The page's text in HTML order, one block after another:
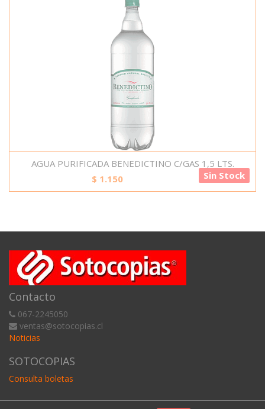
AGUA PURIFICADA BENEDICTINO C/GAS 1,5 LTS.
$ 1.150 Sin Stock
Contacto
067-2245050
ventas@sotocopias.cl
Noticias
SOTOCOPIAS
Consulta boletas